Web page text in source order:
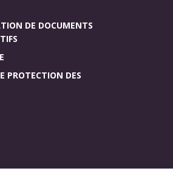
DE DOCUMENTS
PROTECTION DES